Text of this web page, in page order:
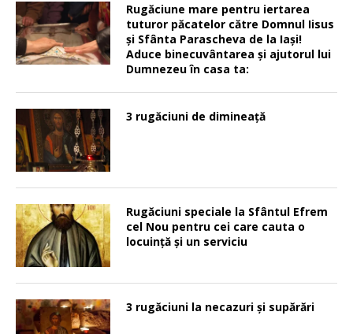
Rugăciune mare pentru iertarea
tuturor păcatelor către Domnul Iisus
şi Sfânta Parascheva de la Iaşi!
Aduce binecuvântarea şi ajutorul lui
Dumnezeu în casa ta:
3 rugăciuni de dimineață
Rugăciuni speciale la Sfântul Efrem
cel Nou pentru cei care cauta o
locuinţă şi un serviciu
3 rugăciuni la necazuri și supărări